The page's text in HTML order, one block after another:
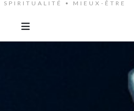
SPIRITUALITÉ • MIEUX-ÊTRE